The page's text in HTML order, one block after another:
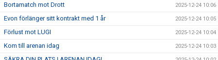
Bortamatch mot Drott 2025-12-24 10:06
Evon förlänger sitt kontrakt med 1 år 2025-12-24 10:05
Förlust mot LUGI 2025-12-24 10:04
Kom till arenan idag 2025-12-24 10:03